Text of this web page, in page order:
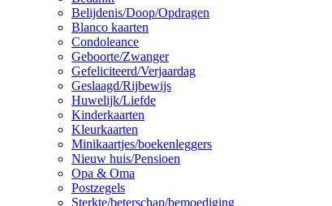
Belijdenis/Doop/Opdragen
Blanco kaarten
Condoleance
Geboorte/Zwanger
Gefeliciteerd/Verjaardag
Geslaagd/Rijbewijs
Huwelijk/Liefde
Kinderkaarten
Kleurkaarten
Minikaartjes/boekenleggers
Nieuw huis/Pensioen
Opa & Oma
Postzegels
Sterkte/beterschap/bemoediging